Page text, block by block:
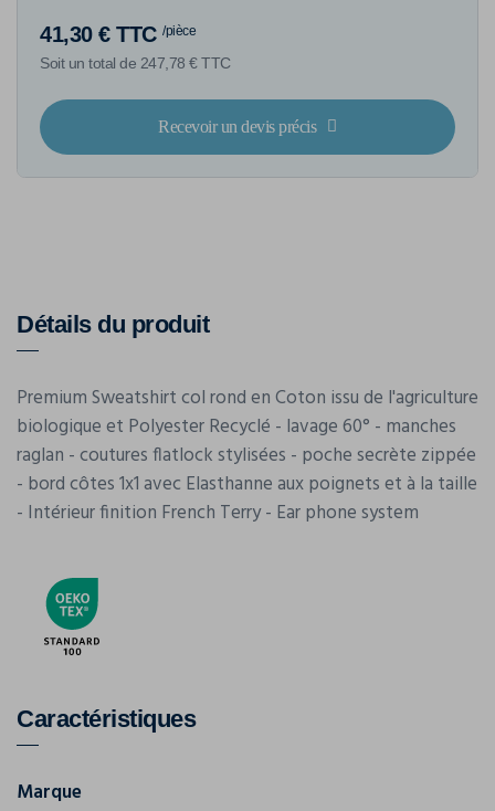
41,30 € TTC /pièce
Soit un total de 247,78 € TTC
Recevoir un devis précis
Détails du produit
Premium Sweatshirt col rond en Coton issu de l'agriculture
biologique et Polyester Recyclé - lavage 60° - manches
raglan - coutures flatlock stylisées - poche secrète zippée
- bord côtes 1x1 avec Elasthanne aux poignets et à la taille
- Intérieur finition French Terry - Ear phone system
Caractéristiques
Marque